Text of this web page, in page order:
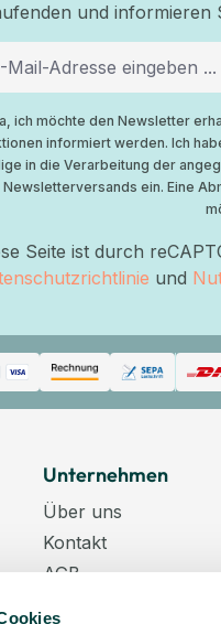
und informieren
ich möchte den Newsletter
informiert werden. Ich
in die Verarbeitung der
Newsletterversands ein. Eine
Seite ist durch
und
Unternehmen
Über uns
Kontakt
AGB